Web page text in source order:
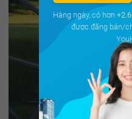
Hàng ngày, có hơn
được đăng bán/